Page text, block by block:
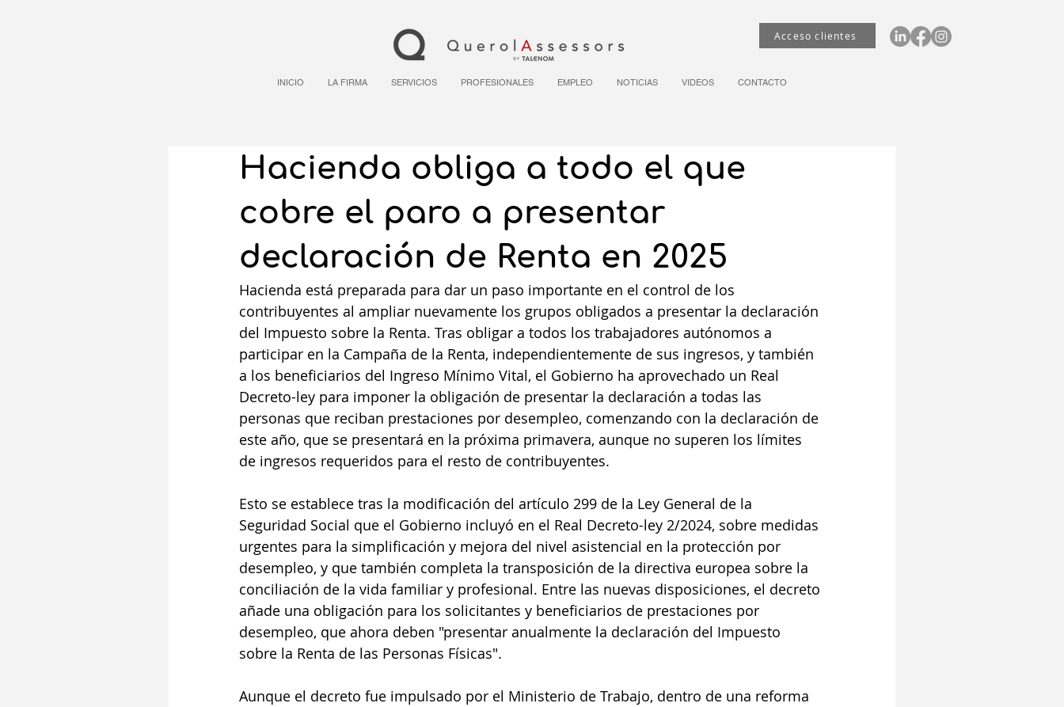
Acceso clientes
INICIO LA FIRMA SERVICIOS PROFESIONALES EMPLEO NOTICIAS VIDEOS CONTACTO
Hacienda obliga a todo el que
cobre el paro a presentar
declaración de Renta en 2025
Hacienda está preparada para dar un paso importante en el control de los
contribuyentes al ampliar nuevamente los grupos obligados a presentar la declaración
del Impuesto sobre la Renta. Tras obligar a todos los trabajadores autónomos a
participar en la Campaña de la Renta, independientemente de sus ingresos, y también
a los beneficiarios del Ingreso Mínimo Vital, el Gobierno ha aprovechado un Real
Decreto-ley para imponer la obligación de presentar la declaración a todas las
personas que reciban prestaciones por desempleo, comenzando con la declaración de
este año, que se presentará en la próxima primavera, aunque no superen los límites
de ingresos requeridos para el resto de contribuyentes.
Esto se establece tras la modificación del artículo 299 de la Ley General de la
Seguridad Social que el Gobierno incluyó en el Real Decreto-ley 2/2024, sobre medidas
urgentes para la simplificación y mejora del nivel asistencial en la protección por
desempleo, y que también completa la transposición de la directiva europea sobre la
conciliación de la vida familiar y profesional. Entre las nuevas disposiciones, el decreto
añade una obligación para los solicitantes y beneficiarios de prestaciones por
desempleo, que ahora deben "presentar anualmente la declaración del Impuesto
sobre la Renta de las Personas Físicas".
Aunque el decreto fue impulsado por el Ministerio de Trabajo, dentro de una reforma